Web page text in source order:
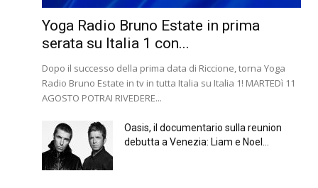
Yoga Radio Bruno Estate in prima
serata su Italia 1 con...
Dopo il successo della prima data di Riccione, torna Yoga
Radio Bruno Estate in tv in tutta Italia su Italia 1! MARTEDì 11
AGOSTO POTRAI RIVEDERE...
Oasis, il documentario sulla reunion
debutta a Venezia: Liam e Noel...